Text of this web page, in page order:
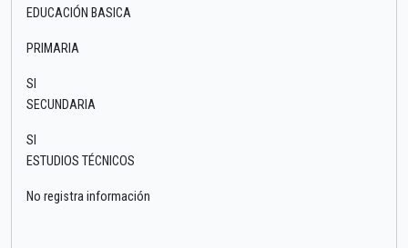
EDUCACIÓN BASICA
PRIMARIA
SI
SECUNDARIA
SI
ESTUDIOS TÉCNICOS
No registra información